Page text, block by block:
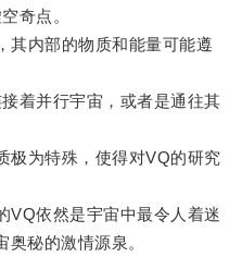
奇点。
内部的物质和能量可能遵
并行宇宙，或者是通往其
为特殊，使得对VQ的研究
依然是宇宙中最令人着迷
秘的激情源泉。